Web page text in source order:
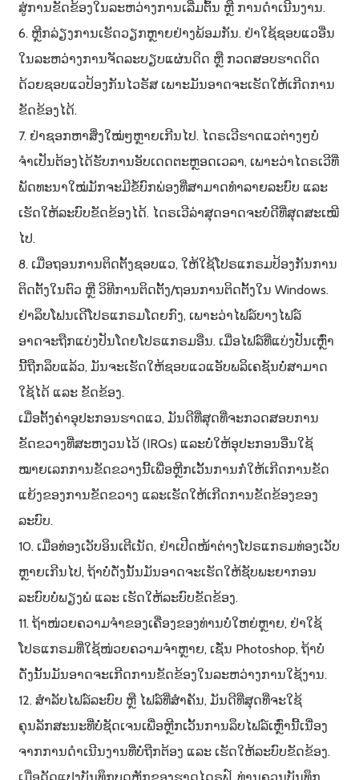
ສູ່ການຂັດຂ້ອງໃນລະຫວ່າງການເລີ່ມຕົ້ນ ຫຼື ການດຳເນີນງານ.
6. ຫຼີກລ່ຽງການເຮັດວຽກຫຼາຍຢ່າງພ້ອມກັນ. ຢ່າໃຊ້ຊອບແວອື່ນ
ໃນລະຫວ່າງການຈັດລະບຽບແຜ່ນດິດ ຫຼື ກວດສອບຮາດດິດ
ດ້ວຍຊອບແວປ້ອງກັນໄວຣັສ ເພາະມັນອາດຈະເຮັດໃຫ້ເກີດການ
ຂັດຂ້ອງໄດ້.
7. ຢ່າຊອກຫາສິ່ງໃໝ່ໆຫຼາຍເກີນໄປ. ໄດຣເວີຮາດແວຕ່າງໆບໍ່
ຈຳເປັນຕ້ອງໄດ້ຮັບການອັບເດດຕະຫຼອດເວລາ, ເພາະວ່າໄດຣເວີທີ່
ພັດທະນາໃໝ່ມັກຈະມີຂໍ້ບົກພ່ອງທີ່ສາມາດທຳລາຍລະບົບ ແລະ
ເຮັດໃຫ້ລະບົບຂັດຂ້ອງໄດ້. ໄດຣເວີລ່າສຸດອາດຈະບໍ່ດີທີ່ສຸດສະເໝີ
ໄປ.
8. ເມື່ອຖອນການຕິດຕັ້ງຊອບແວ, ໃຫ້ໃຊ້ໂປຣແກຣມປ້ອງກັນການ
ຕິດຕັ້ງໃນຕົວ ຫຼື ວິທີການຕິດຕັ້ງ/ຖອນການຕິດຕັ້ງໃນ Windows.
ຢ່າລຶບໂຟນເດີໂປຣແກຣມໂດຍກົງ, ເພາະວ່າໄຟລ໌ບາງໄຟລ໌
ອາດຈະຖືກແບ່ງປັນໂດຍໂປຣແກຣມອື່ນ. ເມື່ອໄຟລ໌ທີ່ແບ່ງປັນເຫຼົ່າ
ນີ້ຖືກລຶບແລ້ວ, ມັນຈະເຮັດໃຫ້ຊອບແວແອັບພລິເຄຊັນບໍ່ສາມາດ
ໃຊ້ໄດ້ ແລະ ຂັດຂ້ອງ.
ເມື່ອຕັ້ງຄ່າອຸປະກອນຮາດແວ, ມັນດີທີ່ສຸດທີ່ຈະກວດສອບການ
ຂັດຂວາງທີ່ສະຫງວນໄວ້ (IRQs) ແລະບໍ່ໃຫ້ອຸປະກອນອື່ນໃຊ້
ໝາຍເລກການຂັດຂວາງນີ້ເພື່ອຫຼີກເວັ້ນການກໍ່ໃຫ້ເກີດການຂັດ
ແຍ້ງຂອງການຂັດຂວາງ ແລະເຮັດໃຫ້ເກີດການຂັດຂ້ອງຂອງ
ລະບົບ.
10. ເມື່ອທ່ອງເວັບອິນເຕີເນັດ, ຢ່າເປີດໜ້າຕ່າງໂປຣແກຣມທ່ອງເວັບ
ຫຼາຍເກີນໄປ, ຖ້າບໍ່ດັ່ງນັ້ນມັນອາດຈະເຮັດໃຫ້ຊັບພະຍາກອນ
ລະບົບບໍ່ພຽງພໍ ແລະ ເຮັດໃຫ້ລະບົບຂັດຂ້ອງ.
11. ຖ້າໜ່ວຍຄວາມຈຳຂອງເຄື່ອງຂອງທ່ານບໍ່ໃຫຍ່ຫຼາຍ, ຢ່າໃຊ້
ໂປຣແກຣມທີ່ໃຊ້ໜ່ວຍຄວາມຈຳຫຼາຍ, ເຊັ່ນ Photoshop, ຖ້າບໍ່
ດັ່ງນັ້ນມັນອາດຈະເກີດການຂັດຂ້ອງໃນລະຫວ່າງການໃຊ້ງານ.
12. ສຳລັບໄຟລ໌ລະບົບ ຫຼື ໄຟລ໌ທີ່ສຳຄັນ, ມັນດີທີ່ສຸດທີ່ຈະໃຊ້
ຄຸນລັກສະນະທີ່ບໍ່ຊັດເຈນເພື່ອຫຼີກເວັ້ນການລຶບໄຟລ໌ເຫຼົ່ານີ້ເນື່ອງ
ຈາກການດຳເນີນງານທີ່ບໍ່ຖືກຕ້ອງ ແລະ ເຮັດໃຫ້ລະບົບຂັດຂ້ອງ.